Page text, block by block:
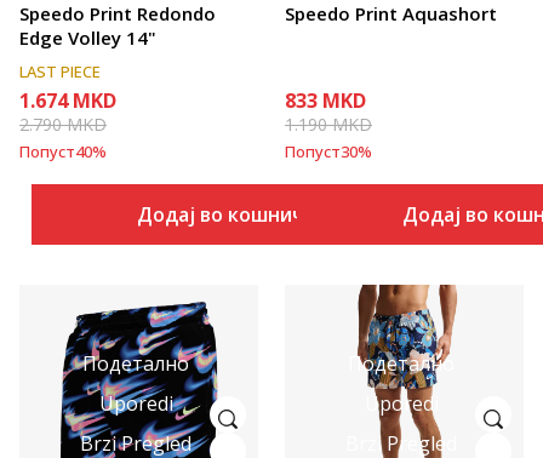
Speedo Print Redondo
Edge Volley 14"
LAST PIECE
1.674 MKD
2.790MKD
Попуст40%
Додај во кошничка
Speedo Print Aquashort
833 MKD
1.190MKD
Попуст30%
Додај во
Подетално
Uporedi
Brzi Pregled
Подетално
Uporedi
Brzi Pregled